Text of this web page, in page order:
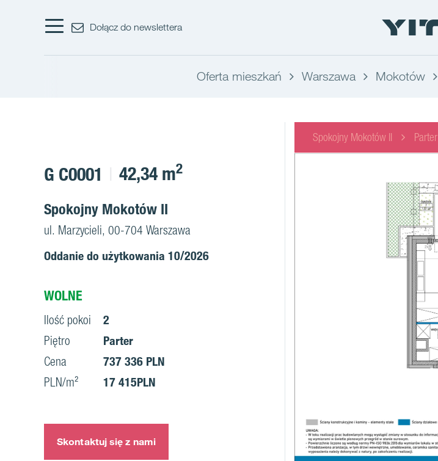
Dołącz do newslettera
Oferta mieszkań Warszawa Mokotów
Spokojny Mokotów II Parter
G C0001 42,34 m2
Spokojny Mokotów II
ul. Marzycieli, 00-704 Warszawa
Oddanie do użytkowania 10/2026
WOLNE
Ilość pokoi
2
Piętro
Parter
Cena
737 336 PLN
PLN/m²
17 415PLN
Skontaktuj się z nami